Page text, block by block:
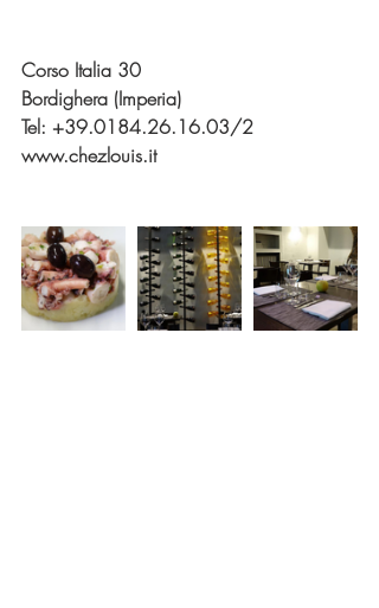
Corso Italia 30
Bordighera (Imperia)
Tel: +39.0184.26.16.03/2
www.chezlouis.it